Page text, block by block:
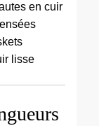
en cuir
lisse